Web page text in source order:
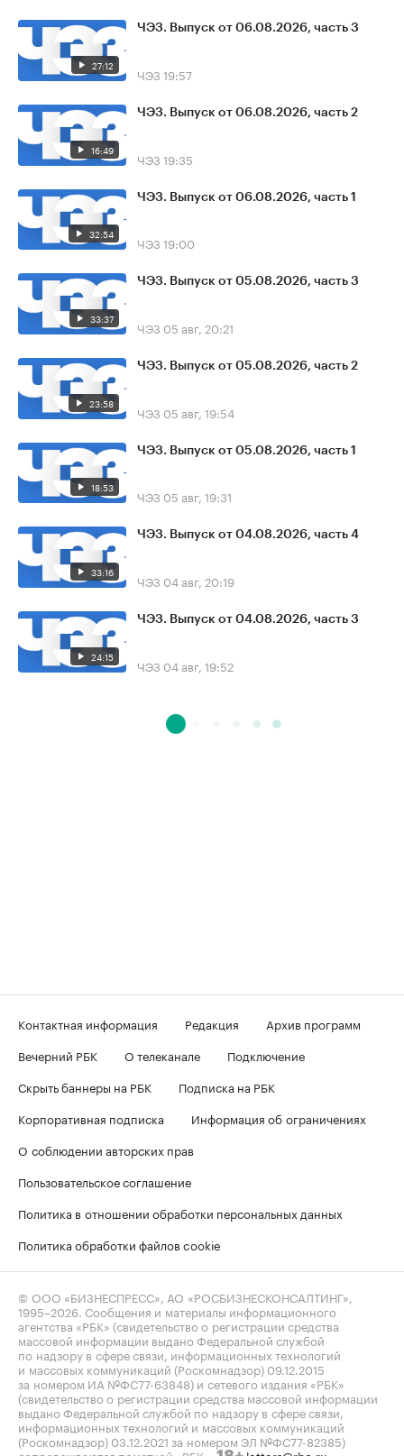
27:12
ЧЭЗ. Выпуск от 06.08.2026, часть 3
ЧЭЗ 19:57
16:49
ЧЭЗ. Выпуск от 06.08.2026, часть 2
ЧЭЗ 19:35
32:54
ЧЭЗ. Выпуск от 06.08.2026, часть 1
ЧЭЗ 19:00
33:37
ЧЭЗ. Выпуск от 05.08.2026, часть 3
ЧЭЗ 05 авг, 20:21
23:58
ЧЭЗ. Выпуск от 05.08.2026, часть 2
ЧЭЗ 05 авг, 19:54
18:53
ЧЭЗ. Выпуск от 05.08.2026, часть 1
ЧЭЗ 05 авг, 19:31
33:16
ЧЭЗ. Выпуск от 04.08.2026, часть 4
ЧЭЗ 04 авг, 20:19
24:15
ЧЭЗ. Выпуск от 04.08.2026, часть 3
ЧЭЗ 04 авг, 19:52
Контактная информация Редакция
Архив программ
Вечерний РБК
О телеканале
Подключение
Скрыть баннеры на РБК
Подписка на РБК
Корпоративная подписка
Информация об ограничениях
О соблюдении авторских прав
Пользовательское соглашение
Политика в отношении обработки персональных данных
Политика обработки файлов cookie
© ООО «БИЗНЕСПРЕСС», АО «РОСБИЗНЕСКОНСАЛТИНГ»,
1995–2026 . Сообщения и материалы информационного
агентства «РБК» (свидетельство о регистрации средства
массовой информации выдано Федеральной службой
по надзору в сфере связи, информационных технологий
и массовых коммуникаций (Роскомнадзор) 09.12.2015
за номером ИА №ФС77-63848) и сетевого издания «РБК»
(свидетельство о регистрации средства массовой информации
выдано Федеральной службой по надзору в сфере связи,
информационных технологий и массовых коммуникаций
(Роскомнадзор) 03.12.2021 за номером ЭЛ №ФС77-82385)